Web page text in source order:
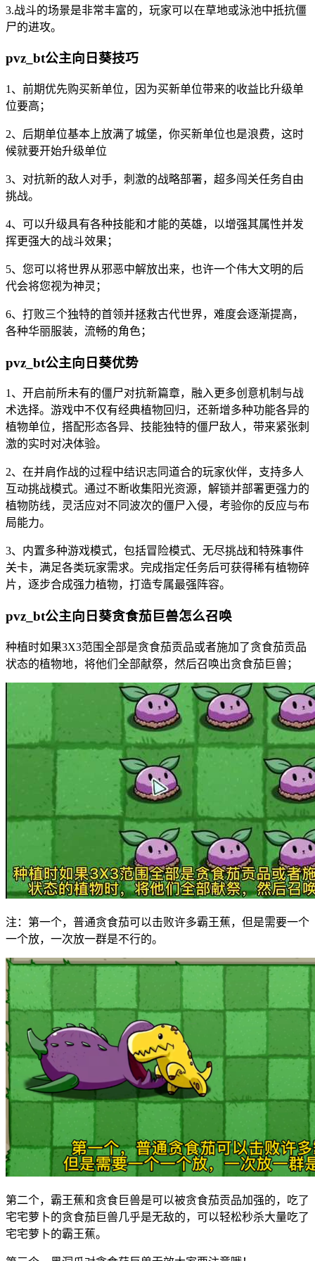
3.战斗的场景是非常丰富的，玩家可以在草地或泳池中抵抗僵
尸的进攻。
pvz_bt公主向日葵技巧
1、前期优先购买新单位，因为买新单位带来的收益比升级单
位要高；
2、后期单位基本上放满了城堡，你买新单位也是浪费，这时
候就要开始升级单位
3、对抗新的敌人对手，刺激的战略部署，超多闯关任务自由
挑战。
4、可以升级具有各种技能和才能的英雄，以增强其属性并发
挥更强大的战斗效果；
5、您可以将世界从邪恶中解放出来，也许一个伟大文明的后
代会将您视为神灵；
6、打败三个独特的首领并拯救古代世界，难度会逐渐提高，
各种华丽服装，流畅的角色；
pvz_bt公主向日葵优势
1、开启前所未有的僵尸对抗新篇章，融入更多创意机制与战
术选择。游戏中不仅有经典植物回归，还新增多种功能各异的
植物单位，搭配形态各异、技能独特的僵尸敌人，带来紧张刺
激的实时对决体验。
2、在并肩作战的过程中结识志同道合的玩家伙伴，支持多人
互动挑战模式。通过不断收集阳光资源，解锁并部署更强力的
植物防线，灵活应对不同波次的僵尸入侵，考验你的反应与布
局能力。
3、内置多种游戏模式，包括冒险模式、无尽挑战和特殊事件
关卡，满足各类玩家需求。完成指定任务后可获得稀有植物碎
片，逐步合成强力植物，打造专属最强阵容。
pvz_bt公主向日葵贪食茄巨兽怎么召唤
种植时如果3X3范围全部是贪食茄贡品或者施加了贪食茄贡品
状态的植物地，将他们全部献祭，然后召唤出贪食茄巨兽；
注：第一个，普通贪食茄可以击败许多霸王蕉，但是需要一个
一个放，一次放一群是不行的。
第二个，霸王蕉和贪食巨兽是可以被贪食茄贡品加强的，吃了
宅宅萝卜的贪食茄巨兽几乎是无敌的，可以轻松秒杀大量吃了
宅宅萝卜的霸王蕉。